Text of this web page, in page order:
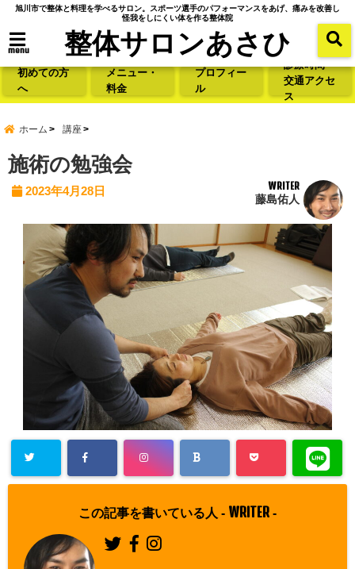
旭川市で整体と料理を学べるサロン。スポーツ選手のパフォーマンスをあげ、痛みを改善し
怪我をしにくい体を作る整体院
menu 整体サロンあさひ
初めての方
へ
メニュー・
料金
プロフィー
ル
診療時間・
交通アクセ
ス
ホーム 講座
施術の勉強会
2023年4月28日 WRITER
藤島佑人
Warning: Un
key "Twitter"
/home/asa
この記事を書いている人 - WRITER -